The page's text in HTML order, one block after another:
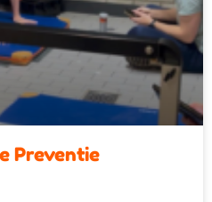
Preventie